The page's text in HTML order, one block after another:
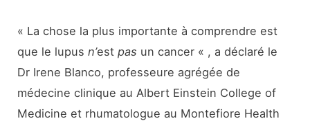
« La chose la plus importante à comprendre est
que le lupusn’estpas un cancer « , a déclaré le
Dr Irene Blanco, professeure agrégée de
médecine clinique au Albert Einstein College of
Medicine et rhumatologue au Montefiore Health